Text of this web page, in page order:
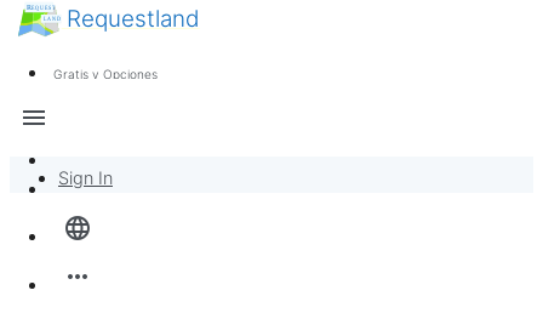
Requestland
Gratis y Opciones
language
more_horiz
menu
Inicio
Noticias
Sign In